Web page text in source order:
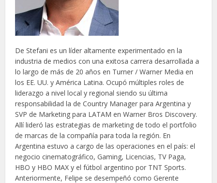
De Stefani es un líder altamente experimentado en la
industria de medios con una exitosa carrera desarrollada a
lo largo de más de 20 años en Turner / Warner Media en
los EE. UU. y América Latina. Ocupó múltiples roles de
liderazgo a nivel local y regional siendo su última
responsabilidad la de Country Manager para Argentina y
SVP de Marketing para LATAM en Warner Bros Discovery.
Allí lideró las estrategias de marketing de todo el portfolio
de marcas de la compañía para toda la región. En
Argentina estuvo a cargo de las operaciones en el país: el
negocio cinematográfico, Gaming, Licencias, TV Paga,
HBO y HBO MAX y el fútbol argentino por TNT Sports.
Anteriormente, Felipe se desempeñó como Gerente